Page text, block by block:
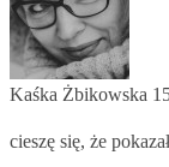
Kaśka Żbikowska
cieszę się, że